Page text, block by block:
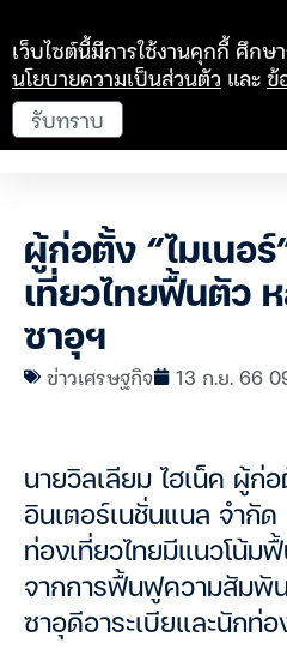
ผู้ก่อตั้ง “ไมเนอร์
เที่ยวไทยฟื้นตัว
ซาอุฯ
ข่าวเศรษฐกิจ 13 ก.ย. 66
นายวิลเลียม ไฮเน็ค ผู้ก่
อินเตอร์เนชั่นแนล จำกัด
ท่องเที่ยวไทยมีแนวโน้ม
จากการฟื้นฟูความสัมพั
ซาอุดีอาระเบียและนักท่อ
เว็บไซต์นี้มีการใช้งานคุกกี้ ศึกษ
นโยบายความเป็นส่วนตัว และข้
รับทราบ